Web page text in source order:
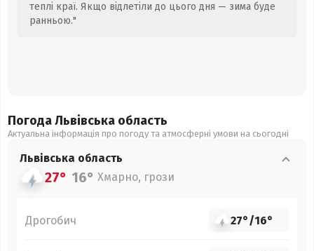
теплі краї. Якщо відлетіли до цього дня — зима буде
ранньою."
Погода Львівська область
Актуальна інформація про погоду та атмосферні умови на сьогодні
Львівська область
27° 16° Хмарно, грози
Дрогобич 27°/16°